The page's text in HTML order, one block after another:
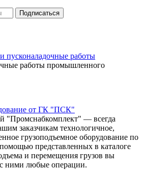
пусконаладочные работы
работы промышленного
от ГК "ПСК"
"Промснабкомплект" — всегда
заказчикам технологичное,
грузоподъемное оборудование по
представленных в каталоге
и перемещения грузов вы
ними любые операции.